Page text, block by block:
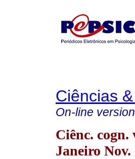
Ciências
On-line version
Ciênc.
Janeiro Nov.